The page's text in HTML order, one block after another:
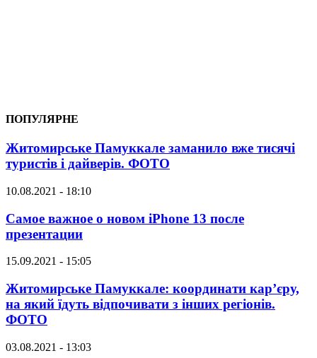
ПОПУЛЯРНЕ
Житомирське Памуккале заманило вже тисячі
туристів і дайверів. ФОТО
10.08.2021 - 18:10
Самое важное о новом iPhone 13 после
презентации
15.09.2021 - 15:05
Житомирське Памуккале: координати кар’єру,
на який їдуть відпочивати з інших регіонів.
ФОТО
03.08.2021 - 13:03